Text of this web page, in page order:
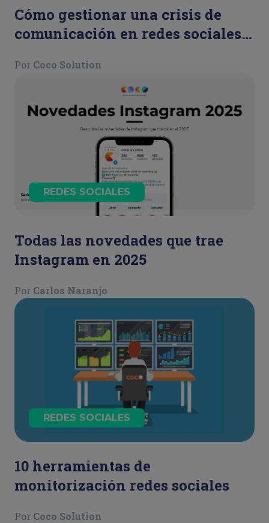
Cómo gestionar una crisis de
comunicación en redes sociales:
actuar con estrategia
Por Coco Solution
REDES SOCIALES
Todas las novedades que trae
Instagram en 2025
Por Carlos Naranjo
REDES SOCIALES
10 herramientas de
monitorización redes sociales
Por Coco Solution